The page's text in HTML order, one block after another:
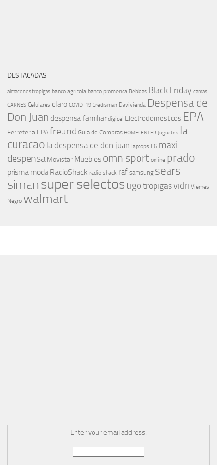
DESTACADAS
almacenes tropigas banco agricola banco promerica Bebidas Black Friday camas
CARNES Celulares claro COVID-19 Credisiman Davivienda Despensa de
Don Juan despensa familiar digicel Electrodomesticos EPA
Ferreteria EPAfreund Guia de Compras HOMECENTER Juguetes la
curacao la despensa de don juan laptops LG maxi
despensa Movistar Muebles omnisport online prado
prisma moda RadioShack radio shack raf samsung sears
simansuper selectostigotropigasvidri Viernes
Negro walmart
----
Enter your email address: